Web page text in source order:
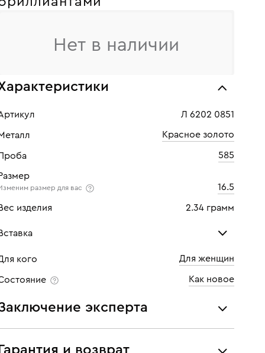
Нет в наличии
Л 6202 0851
Красное золото
585
размер для вас 16.5
изделия 2.34 грамм
Бриллиант
Количество 1 шт
Каратность 0,06
кого Для женщин
Как новое
эксперта
украшения проходят экспертизу подлинности и
характеристикам ювелирных изделий,
Гарантия и возврат